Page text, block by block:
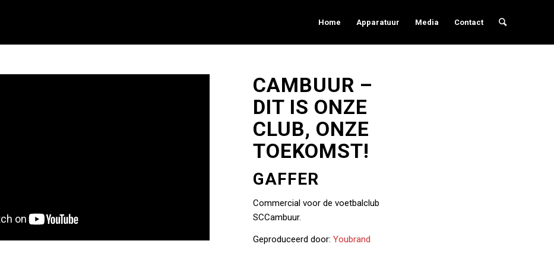
Home Apparatuur Media Contact
CAMBUUR –
DIT IS ONZE
CLUB, ONZE
TOEKOMST!
GAFFER
Commercial voor de voetbalclub
SCCambuur.
Geproduceerd door: Youbrand